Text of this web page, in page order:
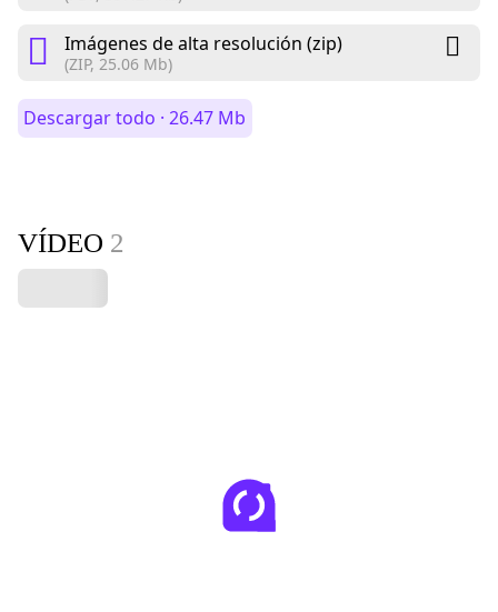
Imágenes de alta resolución (zip)
(ZIP, 25.06 Mb)
Descargar todo · 26.47 Mb
VÍDEO 2